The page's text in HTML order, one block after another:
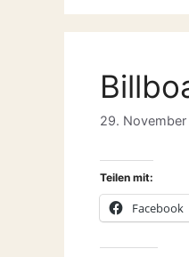
29.
Teilen mit:
Facebook